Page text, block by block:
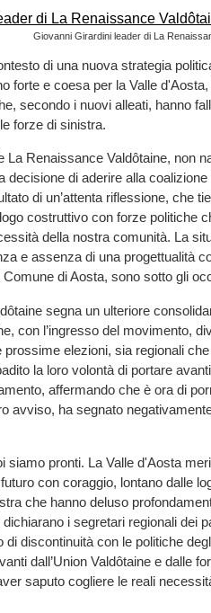
Giovanni Girardini leader di La
di una nuova strategia
forte e coesa per la Valle d'Aosta,
secondo i nuovi alleati, hanno
forze di sinistra.
La Renaissance Valdôtaine, non
decisione di aderire alla coalizione
di un’attenta riflessione, che
costruttivo con forze politiche
della nostra comunità. La
e assenza di una progettualità
di Aosta, sono sotto gli
segna un ulteriore
con l’ingresso del movimento,
elezioni, sia regionali
la loro volontà di portare
affermando che è ora di
avviso, ha segnato
siamo pronti. La Valle d'Aosta
con coraggio, lontano dalle
che hanno deluso
i segretari regionali dei
discontinuità con le politiche
dall’Union Valdôtaine e dalle
saputo cogliere le reali